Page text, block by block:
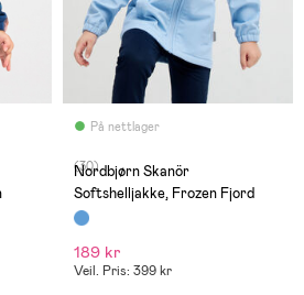
På nettlager
(30)
Nordbjørn Skanör
Softshelljakke, Frozen Fjord
189 kr
Veil. Pris: 399 kr